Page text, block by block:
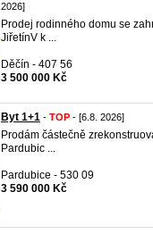
2026]
Prodej rodinného domu se
JiřetínV k ...
Děčín - 407 56
3 500 000 Kč
Byt 1+1 - TOP - [6.8. 2026]
Prodám částečně
Pardubic ...
Pardubice - 530 09
3 590 000 Kč